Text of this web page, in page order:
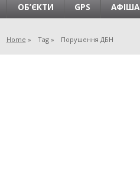
ОБ’ЄКТИ GPS АФІША
Home » Tag » Порушення ДБН